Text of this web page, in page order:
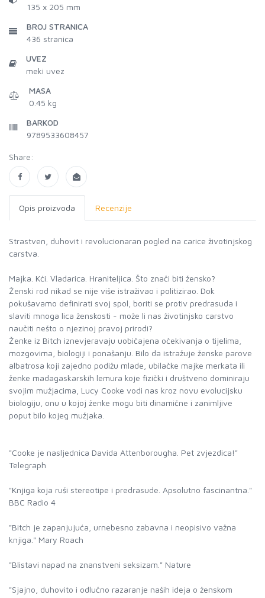
135 x 205 mm
BROJ STRANICA
436 stranica
UVEZ
meki uvez
MASA
0.45 kg
BARKOD
9789533608457
Share:
Opis proizvoda Recenzije
Strastven, duhovit i revolucionaran pogled na carice životinjskog
carstva.
Majka. Kći. Vladarica. Hraniteljica. Što znači biti žensko?
Ženski rod nikad se nije više istraživao i politizirao. Dok
pokušavamo definirati svoj spol, boriti se protiv predrasuda i
slaviti mnoga lica ženskosti - može li nas životinjsko carstvo
naučiti nešto o njezinoj pravoj prirodi?
Ženke iz Bitch iznevjeravaju uobičajena očekivanja o tijelima,
mozgovima, biologiji i ponašanju. Bilo da istražuje ženske parove
albatrosa koji zajedno podižu mlade, ubilačke majke merkata ili
ženke madagaskarskih lemura koje fizički i društveno dominiraju
svojim mužjacima, Lucy Cooke vodi nas kroz novu evolucijsku
biologiju, onu u kojoj ženke mogu biti dinamične i zanimljive
poput bilo kojeg mužjaka.
"Cooke je nasljednica Davida Attenborougha. Pet zvjezdica!"
Telegraph
"Knjiga koja ruši stereotipe i predrasude. Apsolutno fascinantna."
BBC Radio 4
"Bitch je zapanjujuća, urnebesno zabavna i neopisivo važna
knjiga." Mary Roach
"Blistavi napad na znanstveni seksizam." Nature
"Sjajno, duhovito i odlučno razaranje naših ideja o ženskom